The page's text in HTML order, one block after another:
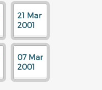
21 Mar
2001
07 Mar
2001